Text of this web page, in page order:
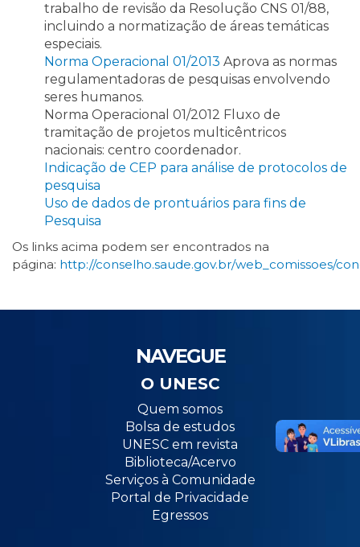
trabalho de revisão da Resolução CNS 01/88,
incluindo a normatização de áreas temáticas
especiais.
Norma Operacional 01/2013 Aprova as normas
regulamentadoras de pesquisas envolvendo
seres humanos.
Norma Operacional 01/2012 Fluxo de
tramitação de projetos multicêntricos
nacionais: centro coordenador.
Indicação de CEP para análise de protocolos de
pesquisa
Uso de dados de prontuários para fins de
Pesquisa
Os links acima podem ser encontrados na
página: http://conselho.saude.gov.br/web_comissoes/
NAVEGUE
O UNESC
Quem somos
Bolsa de estudos
UNESC em revista
Biblioteca/Acervo
Serviços à Comunidade
Portal de Privacidade
Egressos